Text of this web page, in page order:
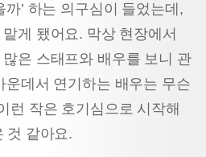
까’ 하는 의구심이 들었는데,
게 됐어요. 막상 현장에서
은 스태프와 배우를 보니 관
운데서 연기하는 배우는 무슨
런 작은 호기심으로 시작해
것 같아요.